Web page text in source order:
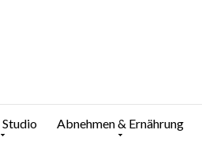
Studio Abnehmen & Ernährung